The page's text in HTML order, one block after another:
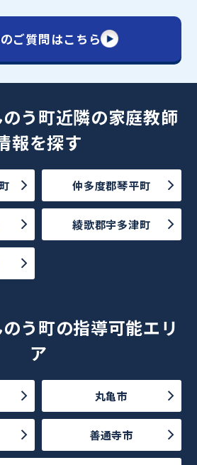
ご質問はこちら
う町近隣の家庭教師
報を探す
仲多度郡琴平町
綾歌郡宇多津町
う町の指導可能エリ
ア
丸亀市
善通寺市